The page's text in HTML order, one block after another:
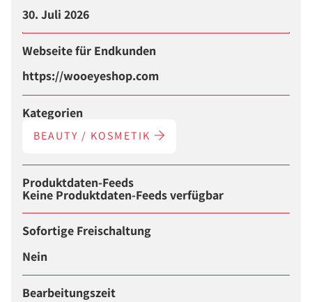
30. Juli 2026
Webseite für Endkunden
https://wooeyeshop.com
Kategorien
BEAUTY / KOSMETIK
Produktdaten-Feeds
Keine Produktdaten-Feeds verfügbar
Sofortige Freischaltung
Nein
Bearbeitungszeit